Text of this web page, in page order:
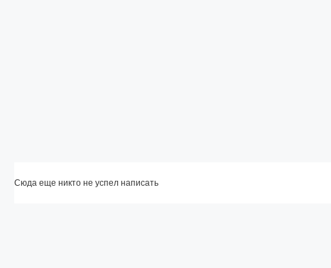
Сюда еще никто не успел написать